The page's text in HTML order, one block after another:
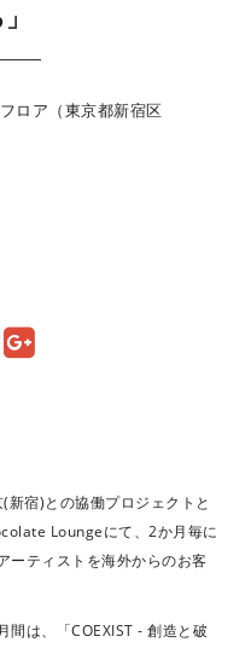
ロア（東京都新宿区
新宿)との協働プロジェクトと
Loungeにて、2か月毎に
ーティストを海外からのお客
は、「COEXIST - 創造と破